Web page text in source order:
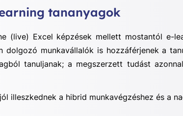
tananyagok
(live) Excel képzések mellett mostantól e-
dolgozó munkavállalók is hozzáférjenek a
tanuljanak;a megszerzett tudást
illeszkednek a hibrid munkavégzéshez és a